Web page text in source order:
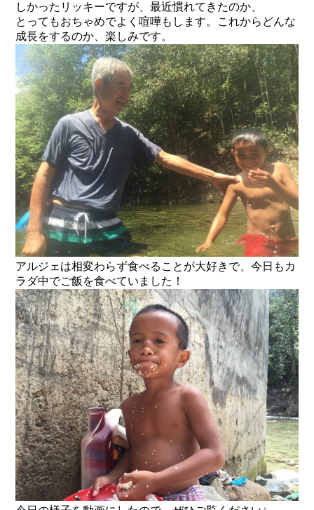
しかったリッキーですが、最近慣れてきたのか、
とってもおちゃめでよく喧嘩もします。これからどんな
成長をするのか、楽しみです。
アルジェは相変わらず食べることが大好きで、今日もカ
ラダ中でご飯を食べていました！